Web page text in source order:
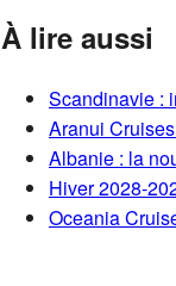
À lire aussi
Scandinavie :
Aranui
Albanie : la
Hiver 2028-
Oceania